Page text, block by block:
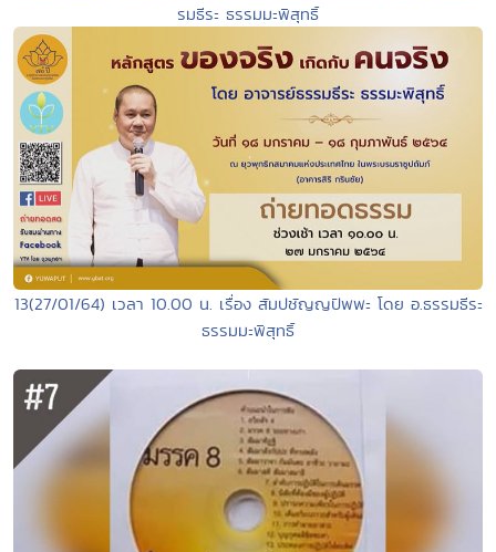
รมธีระ ธรรมมะพิสุทธิ์
13(27/01/64) เวลา 10.00 น. เรื่อง สัมปชัญญปัพพะ โดย อ.ธรรมธีระ
ธรรมมะพิสุทธิ์